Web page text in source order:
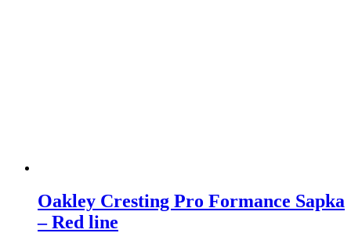
Oakley Cresting Pro Formance Sapka
– Red line